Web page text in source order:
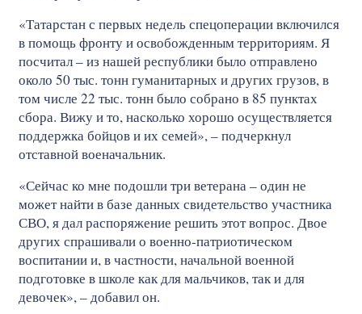
«Татарстан с первых недель спецоперации включился
в помощь фронту и освобожденным территориям. Я
посчитал – из нашей республики было отправлено
около 50 тыс. тонн гуманитарных и других грузов, в
том числе 22 тыс. тонн было собрано в 85 пунктах
сбора. Вижу и то, насколько хорошо осуществляется
поддержка бойцов и их семей», – подчеркнул
отставной военачальник.
«Сейчас ко мне подошли три ветерана – один не
может найти в базе данных свидетельство участника
СВО, я дал распоряжение решить этот вопрос. Двое
других спрашивали о военно-патриотическом
воспитании и, в частности, начальной военной
подготовке в школе как для мальчиков, так и для
девочек», – добавил он.